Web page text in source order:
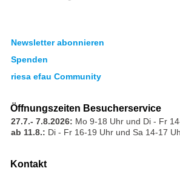
Newsletter abonnieren
Spenden
riesa efau Community
Öffnungszeiten Besucherservice
27.7.- 7.8.2026: Mo 9-18 Uhr und Di - Fr
ab 11.8.: Di - Fr 16-19 Uhr und Sa 14-17
Kontakt